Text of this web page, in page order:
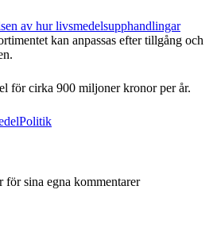
av hur livsmedelsupphandlingar
kan anpassas efter tillgång och
för cirka 900 miljoner kronor per år.
Politik
för sina egna kommentarer